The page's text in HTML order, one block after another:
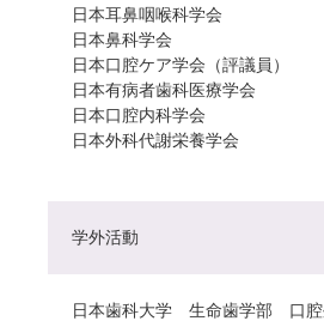
日本耳鼻咽喉科学会
日本鼻科学会
日本口腔ケア学会（評議員）
日本有病者歯科医療学会
日本口腔内科学会
日本外科代謝栄養学会
学外活動
日本歯科大学 生命歯学部 口